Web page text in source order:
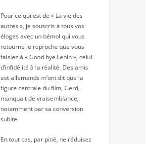
Pour ce qui est de « La vie des
autres », je souscris à tous vos
éloges avec un bémol qui vous
retourne le reproche que vous
faisiez à « Good bye Lenin », celui
d’infidélité à la réalité. Des amis
est-allemands m’ont dit que la
figure centrale du film, Gerd,
manquait de vraisemblance,
notamment par sa conversion
subite.
En tout cas, par pitié, ne réduisez